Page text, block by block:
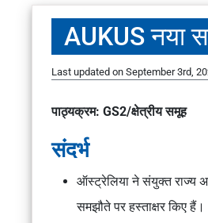
AUKUS नया
Last updated on September 3rd,
पाठ्यक्रम: GS2/क्षेत्रीय समूह
संदर्भ
ऑस्ट्रेलिया ने संयुक्त राज्य
समझौते पर हस्ताक्षर किए हैं।